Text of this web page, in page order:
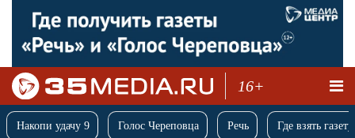
16+
Накопи удачу 9 Голос Череповца Речь Где взять